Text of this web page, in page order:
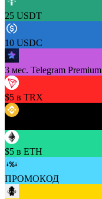
25 USDT
10 USDC
3 мес. Telegram Premium
$5 в TRX
$5 в ETH
ПРОМОКОД